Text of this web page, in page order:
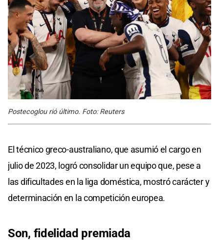
Postecoglou rió último. Foto: Reuters
El técnico greco-australiano, que asumió el cargo en
julio de 2023, logró consolidar un equipo que, pese a
las dificultades en la liga doméstica, mostró carácter y
determinación en la competición europea.
Son, fidelidad premiada